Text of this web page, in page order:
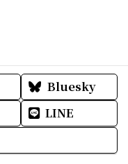
Bluesky
LINE